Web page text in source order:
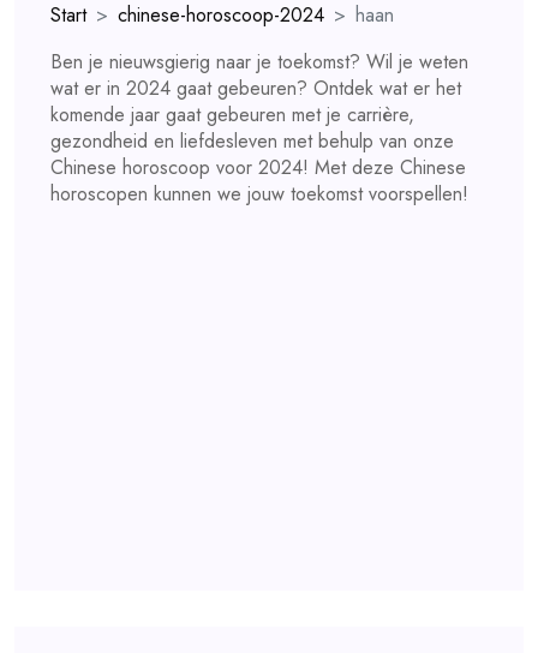
Start chinese-horoscoop-2024
haan
Ben je nieuwsgierig naar je toekomst? Wil je weten
wat er in 2024 gaat gebeuren? Ontdek wat er het
komende jaar gaat gebeuren met je carrière,
gezondheid en liefdesleven met behulp van onze
Chinese horoscoop voor 2024! Met deze Chinese
horoscopen kunnen we jouw toekomst voorspellen!